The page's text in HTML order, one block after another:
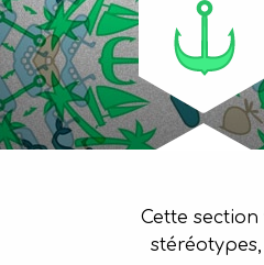
Cette